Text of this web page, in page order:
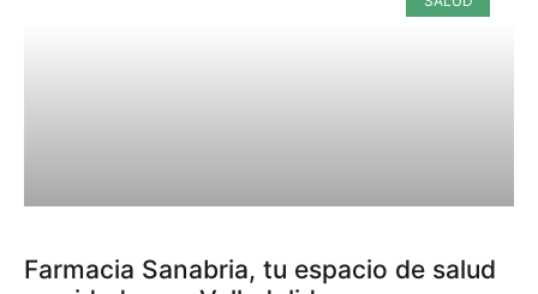
Farmacia Sanabria, tu espacio de salud